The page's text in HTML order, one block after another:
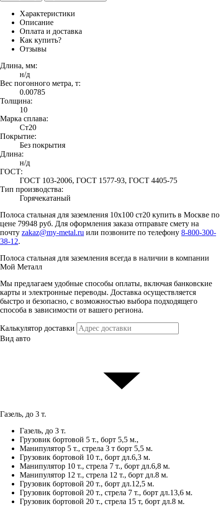
Характеристики
Описание
Оплата и доставка
Как купить?
Отзывы
Длина, мм:
н/д
Вес погонного метра, т:
0.00785
Толщина:
10
Марка сплава:
Ст20
Покрытие:
Без покрытия
Длина:
н/д
ГОСТ:
ГОСТ 103-2006, ГОСТ 1577-93, ГОСТ 4405-75
Тип производства:
Горячекатаный
Полоса стальная для заземления 10х100 ст20 купить в Москве по
цене 79948 руб. Для оформления заказа отправьте смету на
почту zakaz@my-metal.ru или позвоните по телефону 8-800-300-
38-12.
Полоса стальная для заземления всегда в наличии в компании
Мой Металл
Мы предлагаем удобные способы оплаты, включая банковские
карты и электронные переводы. Доставка осуществляется
быстро и безопасно, с возможностью выбора подходящего
способа в зависимости от вашего региона.
Калькулятор доставки
Вид авто
Газель, до 3 т.
Газель, до 3 т.
Грузовик бортовой 5 т., борт 5,5 м.,
Манипулятор 5 т., стрела 3 т борт 5,5 м.
Грузовик бортовой 10 т., борт дл.6,3 м.
Манипулятор 10 т., стрела 7 т., борт дл.6,8 м.
Манипулятор 12 т., стрела 12 т., борт дл.8 м.
Грузовик бортовой 20 т., борт дл.12,5 м.
Грузовик бортовой 20 т., стрела 7 т., борт дл.13,6 м.
Грузовик бортовой 20 т., стрела 15 т, борт дл.8 м.